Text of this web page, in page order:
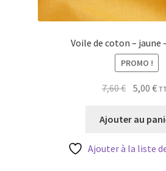
Voile de coton – jaune
PROMO !
7,60€ Le
initial
7,60 €.
5,00€Le
Ajouter au
Ajouter à la liste